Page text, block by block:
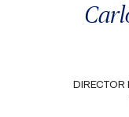
DIRECTOR